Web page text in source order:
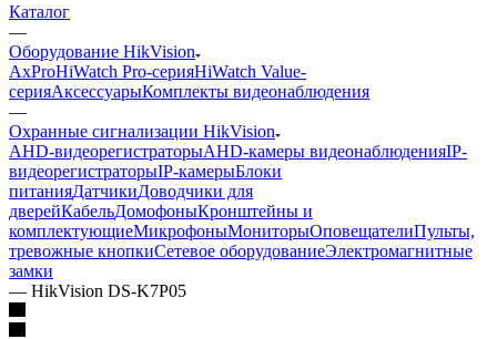
Каталог
—
Оборудование HikVision
AxProHiWatch Pro-серияHiWatch Value-
серияАксессуарыКомплекты видеонаблюдения
—
Охранные сигнализации HikVision
AHD-видеорегистраторыAHD-камеры видеонаблюденияIP-
видеорегистраторыIP-камерыБлоки
питанияДатчикиДоводчики для
дверейКабельДомофоныКронштейны и
комплектующиеМикрофоныМониторыОповещателиПульты,
тревожные кнопкиСетевое оборудованиеЭлектромагнитные
замки
— HikVision DS-K7P05